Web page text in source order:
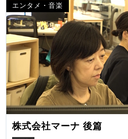
エンタメ・音楽
株式会社マーナ 後篇